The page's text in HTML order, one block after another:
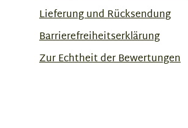
Lieferung und Rücksendung
Barrierefreiheitserklärung
Zur Echtheit der Bewertungen